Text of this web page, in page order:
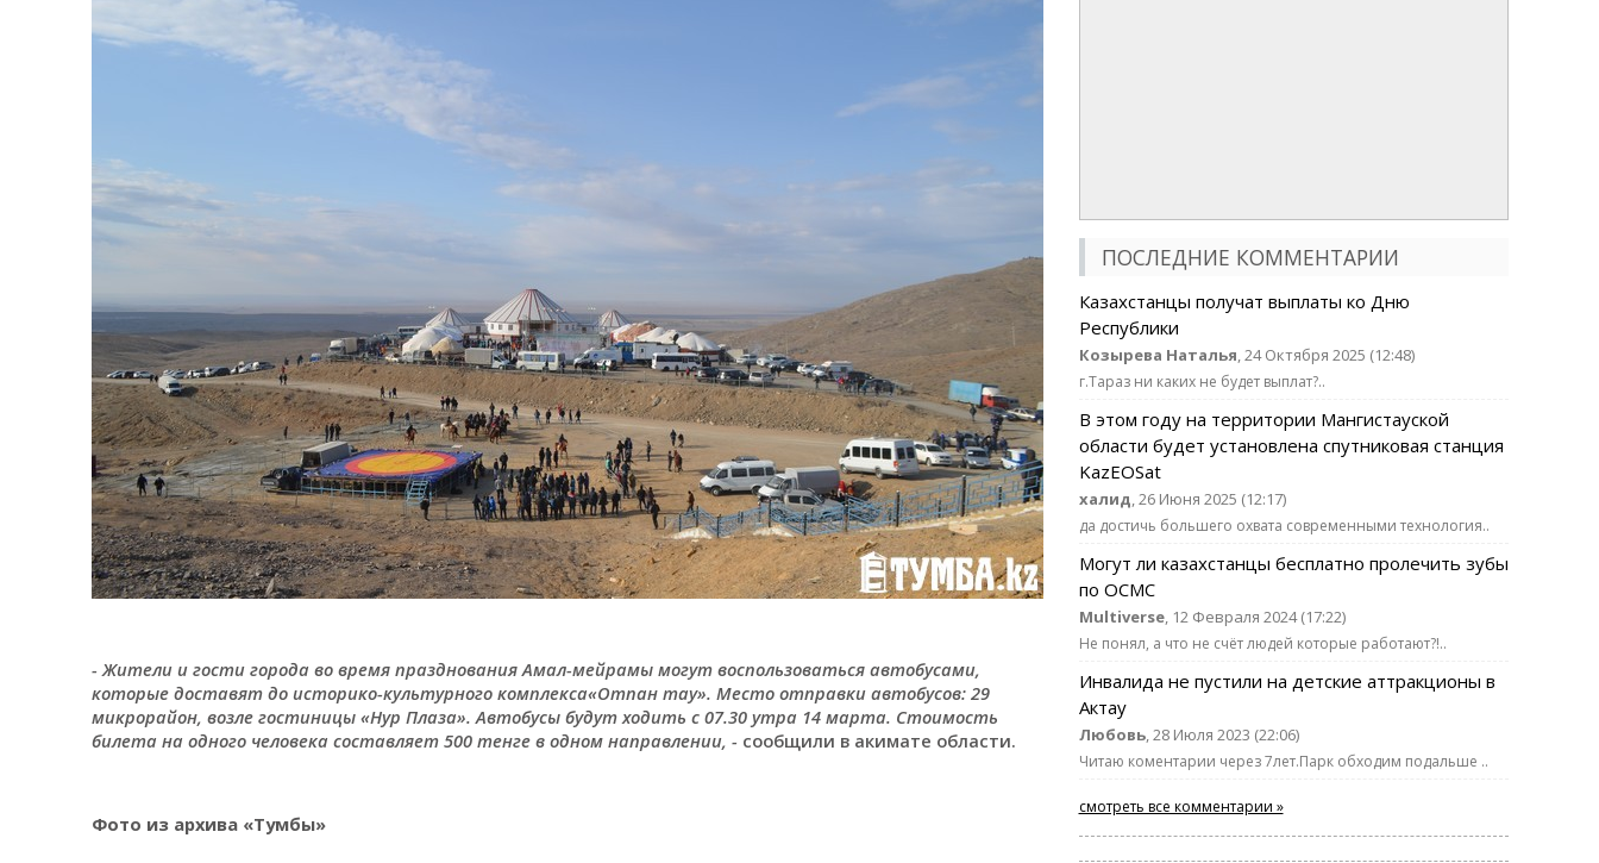
- Жители и гости города во время празднования Амал-мейрамы могут воспользоваться автобусами,
которые доставят до историко-культурного комплекса«Отпан тау». Место отправки автобусов: 29
микрорайон, возле гостиницы «Нур Плаза». Автобусы будут ходить с 07.30 утра 14 марта. Стоимость
билета на одного человека составляет 500 тенге в одном направлении, - сообщили в акимате области.
Фото из архива «Тумбы»
ПОСЛЕДНИЕ КОММЕНТАРИИ
Казахстанцы получат выплаты ко Дню
Республики
Козырева Наталья, 24 Октября 2025 (12:48)
г.Тараз ни каких не будет выплат?..
В этом году на территории Мангистауской
области будет установлена спутниковая станция
KazEOSat
халид, 26 Июня 2025 (12:17)
да достичь большего охвата современными технология..
Могут ли казахстанцы бесплатно пролечить зубы
по ОСМС
Multiverse, 12 Февраля 2024 (17:22)
Не понял, а что не счёт людей которые работают?!..
Инвалида не пустили на детские аттракционы в
Актау
Любовь, 28 Июля 2023 (22:06)
Читаю коментарии через 7лет.Парк обходим подальше ..
смотреть все комментарии »